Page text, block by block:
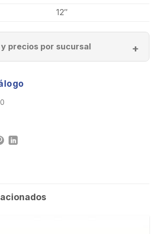
12″
precios por sucursal